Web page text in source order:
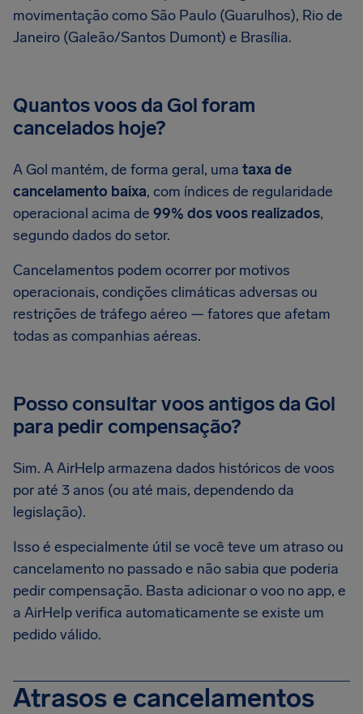
movimentação como São Paulo (Guarulhos), Rio de
Janeiro (Galeão/Santos Dumont) e Brasília.
Quantos voos da Gol foram
cancelados hoje?
A Gol mantém, de forma geral, uma taxa de
cancelamento baixa, com índices de regularidade
operacional acima de 99% dos voos realizados,
segundo dados do setor.
Cancelamentos podem ocorrer por motivos
operacionais, condições climáticas adversas ou
restrições de tráfego aéreo — fatores que afetam
todas as companhias aéreas.
Posso consultar voos antigos da Gol
para pedir compensação?
Sim. A AirHelp armazena dados históricos de voos
por até 3 anos (ou até mais, dependendo da
legislação).
Isso é especialmente útil se você teve um atraso ou
cancelamento no passado e não sabia que poderia
pedir compensação. Basta adicionar o voo no app, e
a AirHelp verifica automaticamente se existe um
pedido válido.
Atrasos e cancelamentos